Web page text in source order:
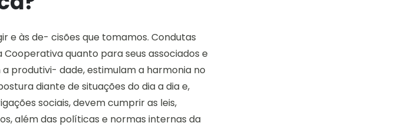
e às de- cisões que tomamos. Condutas
quanto para seus associados e
produtivi- dade, estimulam a harmonia no
diante de situações do dia a dia e,
sociais, devem cumprir as leis,
além das políticas e normas internas da